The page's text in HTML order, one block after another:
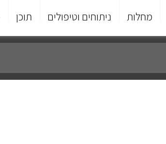
מחלות ניתוחים וטיפולים תוכן